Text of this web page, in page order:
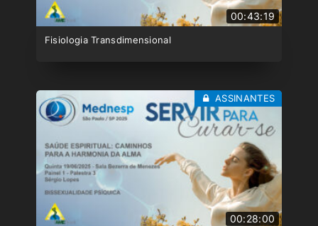
00:43:19
Fisiologia Transdimensional
00:28:00
ASSINANTES